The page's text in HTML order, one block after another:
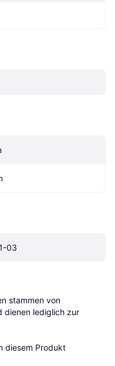
03
stammen von
dienen lediglich zur
diesem Produkt